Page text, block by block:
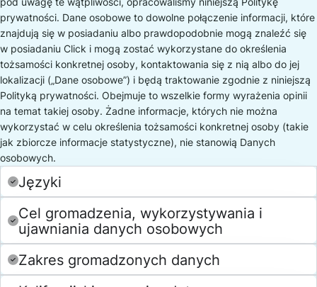
prywatności. Dane osobowe to dowolne połączenie informacji, które
znajdują się w posiadaniu albo prawdopodobnie mogą znaleźć się
w posiadaniu Click i mogą zostać wykorzystane do określenia
tożsamości konkretnej osoby, kontaktowania się z nią albo do jej
lokalizacji („Dane osobowe”) i będą traktowanie zgodnie z niniejszą
Polityką prywatności. Obejmuje to wszelkie formy wyrażenia opinii
na temat takiej osoby. Żadne informacje, których nie można
wykorzystać w celu określenia tożsamości konkretnej osoby (takie
jak zbiorcze informacje statystyczne), nie stanowią Danych
osobowych.
Języki
Cel gromadzenia, wykorzystywania i
ujawniania danych osobowych
Zakres gromadzonych danych